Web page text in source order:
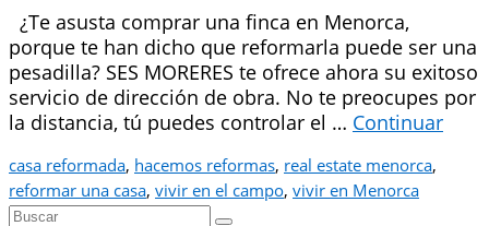
¿Te asusta comprar una finca en Menorca,
porque te han dicho que reformarla puede ser una
pesadilla? SES MORERES te ofrece ahora su exitoso
servicio de dirección de obra. No te preocupes por
la distancia, tú puedes controlar el … Continuar
casa reformada, hacemos reformas, real estate menorca,
reformar una casa, vivir en el campo, vivir en Menorca
Buscar